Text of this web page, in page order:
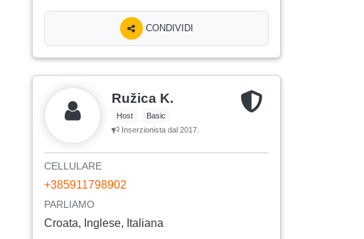
CONDIVIDI
Ružica K.
Host
Basic
Inserzionista dal 2017.
CELLULARE
+385911798902
PARLIAMO
Croata, Inglese, Italiana